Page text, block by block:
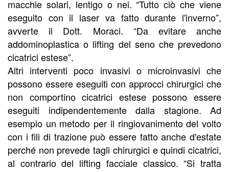
macchie solari, lentigo o nei. “Tutto ciò che viene
eseguito con il laser va fatto durante l'inverno”,
avverte il Dott. Moraci. “Da evitare anche
addominoplastica o lifting del seno che prevedono
cicatrici estese”.
Altri interventi poco invasivi o microinvasivi che
possono essere eseguiti con approcci chirurgici che
non comportino cicatrici estese possono essere
eseguiti indipendentemente dalla stagione. Ad
esempio un metodo per il ringiovanimento del volto
con i fili di trazione può essere fatto anche d'estate
perché non prevede tagli chirurgici e quindi cicatrici,
al contrario del lifting facciale classico. “Si tratta